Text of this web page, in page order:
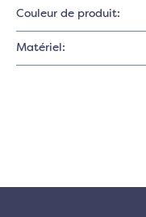
Couleur de produit:
Matériel: